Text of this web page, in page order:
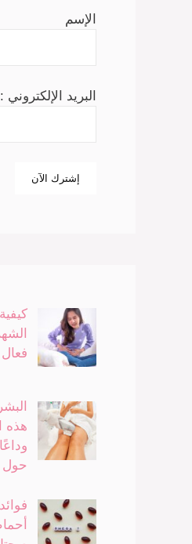
الإسم
البريد الإلكتروني :
فعال
هذه
حول